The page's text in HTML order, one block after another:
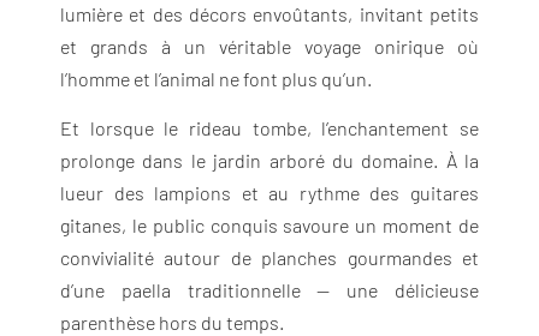
lumière et des décors envoûtants, invitant petits
et grands à un véritable voyage onirique où
l’homme et l’animal ne font plus qu’un.
Et lorsque le rideau tombe, l’enchantement se
prolonge dans le jardin arboré du domaine. À la
lueur des lampions et au rythme des guitares
gitanes, le public conquis savoure un moment de
convivialité autour de planches gourmandes et
d’une paella traditionnelle — une délicieuse
parenthèse hors du temps.